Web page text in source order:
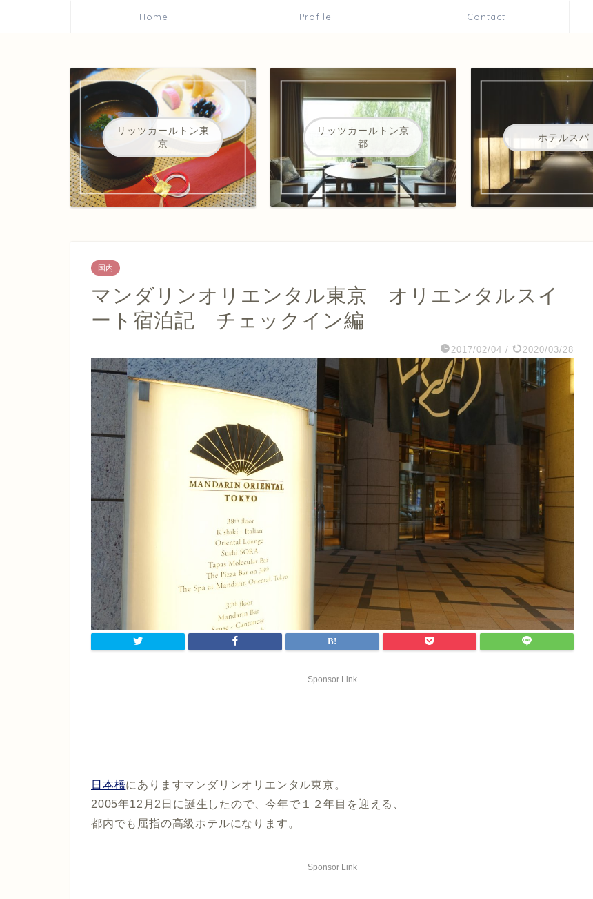
Home Profile Contact
リッツカールトン東
京
リッツカールトン京
都
ホテルスパ
国内
マンダリンオリエンタル東京 オリエンタルスイ
ート宿泊記 チェックイン編
2017/02/04 / 2020/03/28
Sponsor Link
日本橋にありますマンダリンオリエンタル東京。
2005年12月2日に誕生したので、今年で１２年目を迎える、
都内でも屈指の高級ホテルになります。
Sponsor Link